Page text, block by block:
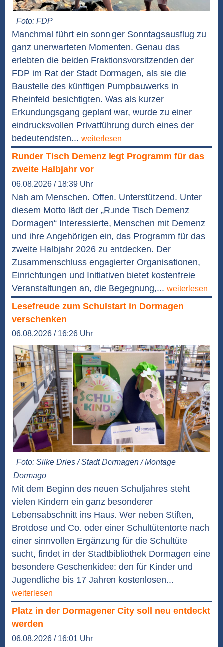
Foto: FDP
Manchmal führt ein sonniger Sonntagsausflug zu
ganz unerwarteten Momenten. Genau das
erlebten die beiden Fraktionsvorsitzenden der
FDP im Rat der Stadt Dormagen, als sie die
Baustelle des künftigen Pumpbauwerks in
Rheinfeld besichtigten. Was als kurzer
Erkundungsgang geplant war, wurde zu einer
eindrucksvollen Privatführung durch eines der
bedeutendsten... weiterlesen
Runder Tisch Demenz legt Programm für das
zweite Halbjahr vor
06.08.2026 / 18:39 Uhr
Nah am Menschen. Offen. Unterstützend. Unter
diesem Motto lädt der „Runde Tisch Demenz
Dormagen“ Interessierte, Menschen mit Demenz
und ihre Angehörigen ein, das Programm für das
zweite Halbjahr 2026 zu entdecken. Der
Zusammenschluss engagierter Organisationen,
Einrichtungen und Initiativen bietet kostenfreie
Veranstaltungen an, die Begegnung,... weiterlesen
Lesefreude zum Schulstart in Dormagen
verschenken
06.08.2026 / 16:26 Uhr
Foto: Silke Dries / Stadt Dormagen / Montage
Dormago
Mit dem Beginn des neuen Schuljahres steht
vielen Kindern ein ganz besonderer
Lebensabschnitt ins Haus. Wer neben Stiften,
Brotdose und Co. oder einer Schultütentorte nach
einer sinnvollen Ergänzung für die Schultüte
sucht, findet in der Stadtbibliothek Dormagen eine
besondere Geschenkidee: den für Kinder und
Jugendliche bis 17 Jahren kostenlosen...
weiterlesen
Platz in der Dormagener City soll neu entdeckt
werden
06.08.2026 / 16:01 Uhr